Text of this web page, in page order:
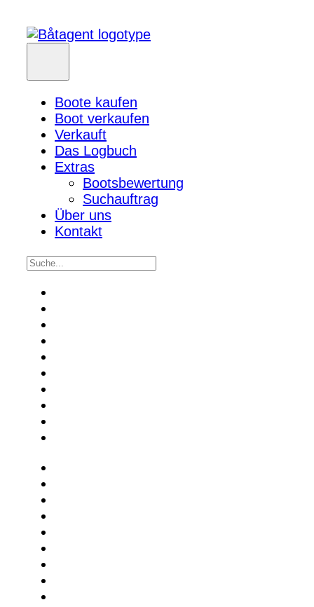
Boote kaufen
Boot verkaufen
Verkauft
Das Logbuch
Extras
Bootsbewertung
Suchauftrag
Über uns
Kontakt